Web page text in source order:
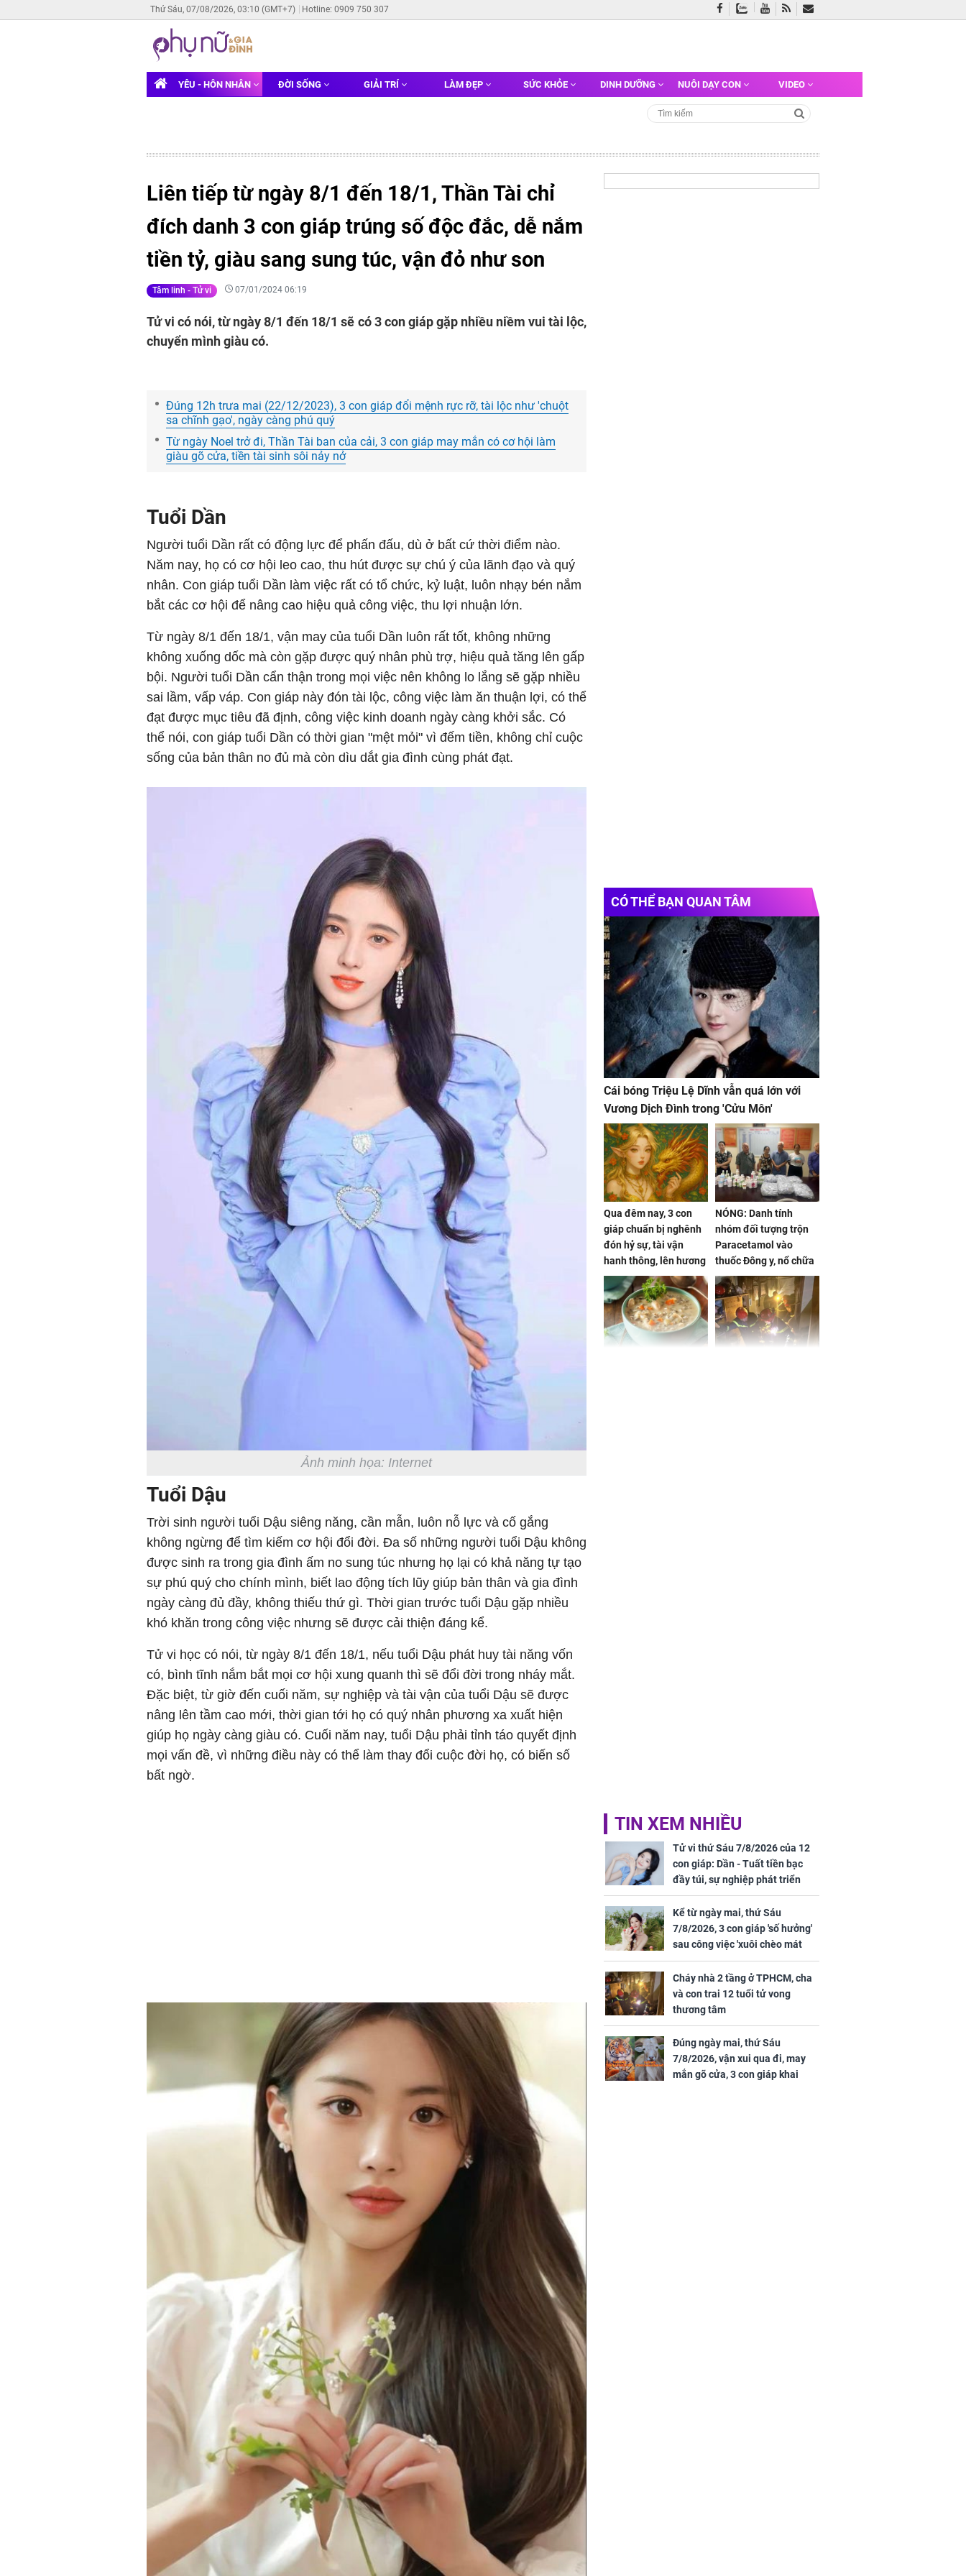
Thứ Sáu, 07/08/2026, 03:10 (GMT+7) Hotline: 0909 750 307
YÊU - HÔN NHÂN ĐỜI SỐNG GIẢI TRÍ LÀM ĐẸP SỨC KHỎE DINH DƯỠNG NUÔI DẠY CON VIDEO
Liên tiếp từ ngày 8/1 đến 18/1, Thần Tài chỉ
đích danh 3 con giáp trúng số độc đắc, dễ nắm
tiền tỷ, giàu sang sung túc, vận đỏ như son
Tâm linh - Tử vi 07/01/2024 06:19
Tử vi có nói, từ ngày 8/1 đến 18/1 sẽ có 3 con giáp gặp nhiều niềm vui tài lộc,
chuyển mình giàu có.
Đúng 12h trưa mai (22/12/2023), 3 con giáp đổi mệnh rực rỡ, tài lộc như 'chuột
sa chĩnh gạo', ngày càng phú quý
Từ ngày Noel trở đi, Thần Tài ban của cải, 3 con giáp may mắn có cơ hội làm
giàu gõ cửa, tiền tài sinh sôi nảy nở
Tuổi Dần
Người tuổi Dần rất có động lực để phấn đấu, dù ở bất cứ thời điểm nào.
Năm nay, họ có cơ hội leo cao, thu hút được sự chú ý của lãnh đạo và quý
nhân. Con giáp tuổi Dần làm việc rất có tổ chức, kỷ luật, luôn nhạy bén nắm
bắt các cơ hội để nâng cao hiệu quả công việc, thu lợi nhuận lớn.
Từ ngày 8/1 đến 18/1, vận may của tuổi Dần luôn rất tốt, không những
không xuống dốc mà còn gặp được quý nhân phù trợ, hiệu quả tăng lên gấp
bội. Người tuổi Dần cẩn thận trong mọi việc nên không lo lắng sẽ gặp nhiều
sai lầm, vấp váp. Con giáp này đón tài lộc, công việc làm ăn thuận lợi, có thể
đạt được mục tiêu đã định, công việc kinh doanh ngày càng khởi sắc. Có
thể nói, con giáp tuổi Dần có thời gian "mệt mỏi" vì đếm tiền, không chỉ cuộc
sống của bản thân no đủ mà còn dìu dắt gia đình cùng phát đạt.
Ảnh minh họa: Internet
Tuổi Dậu
Trời sinh người tuổi Dậu siêng năng, cần mẫn, luôn nỗ lực và cố gắng
không ngừng để tìm kiếm cơ hội đổi đời. Đa số những người tuổi Dậu không
được sinh ra trong gia đình ấm no sung túc nhưng họ lại có khả năng tự tạo
sự phú quý cho chính mình, biết lao động tích lũy giúp bản thân và gia đình
ngày càng đủ đầy, không thiếu thứ gì. Thời gian trước tuổi Dậu gặp nhiều
khó khăn trong công việc nhưng sẽ được cải thiện đáng kể.
Tử vi học có nói, từ ngày 8/1 đến 18/1, nếu tuổi Dậu phát huy tài năng vốn
có, bình tĩnh nắm bắt mọi cơ hội xung quanh thì sẽ đổi đời trong nháy mắt.
Đặc biệt, từ giờ đến cuối năm, sự nghiệp và tài vận của tuổi Dậu sẽ được
nâng lên tầm cao mới, thời gian tới họ có quý nhân phương xa xuất hiện
giúp họ ngày càng giàu có. Cuối năm nay, tuổi Dậu phải tỉnh táo quyết định
mọi vấn đề, vì những điều này có thể làm thay đổi cuộc đời họ, có biến số
bất ngờ.
CÓ THỂ BẠN QUAN TÂM
Cái bóng Triệu Lệ Dĩnh vẫn quá lớn với
Vương Dịch Đình trong 'Cửu Môn'
Qua đêm nay, 3 con
giáp chuẩn bị nghênh
đón hỷ sự, tài vận
hanh thông, lên hương
hóa Rồng hóa Phượng,
gom hết may mắn về
nhà
NÓNG: Danh tính
nhóm đối tượng trộn
Paracetamol vào
thuốc Đông y, nổ chữa
bách bệnh
TIN XEM NHIỀU
Tử vi thứ Sáu 7/8/2026 của 12
con giáp: Dần - Tuất tiền bạc
đầy túi, sự nghiệp phát triển
hưng thịnh, Mão - Thân tài lộc
ảm đạm, mọi sự khó thành công
mỹ mãn
Kể từ ngày mai, thứ Sáu
7/8/2026, 3 con giáp 'số hưởng'
sau công việc 'xuôi chèo mát
mái', tiền tài 'thu về như nước',
tình duyên viên mãn
Cháy nhà 2 tầng ở TPHCM, cha
và con trai 12 tuổi tử vong
thương tâm
Đúng ngày mai, thứ Sáu
7/8/2026, vận xui qua đi, may
mắn gõ cửa, 3 con giáp khai